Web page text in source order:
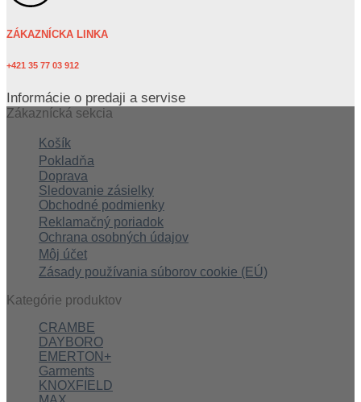
ZÁKAZNÍCKA LINKA
+421 35 77 03 912
Informácie o predaji a servise
Zákaznícká sekcia
Košík
Pokladňa
Doprava
Sledovanie zásielky
Obchodné podmienky
Reklamačný poriadok
Ochrana osobných údajov
Môj účet
Zásady používania súborov cookie (EÚ)
Kategórie produktov
CRAMBE
DAYBORO
EMERTON+
Garments
KNOXFIELD